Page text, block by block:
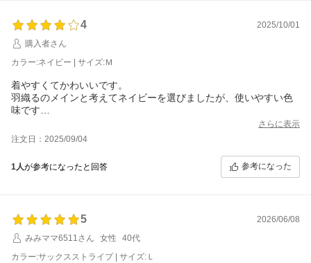
4
2025/10/01
購入者さん
カラー:ネイビー | サイズ:Ｍ
着やすくてかわいいです。
羽織るのメインと考えてネイビーを選びましたが、使いやすい色
味です
ダブルポケットのフラップの主張が強すぎて結構目立つので、パ
ンツを同じようなネイビー系を選んだ場合、それなりにキレイ系
でまとめないと、外で少し遠くから全身見た時に作業着感がちょ
っとでます
さらに表示
注文日：2025/09/04
1人が参考になったと回答 参考になった
5
2026/06/08
みみママ6511さん
女性
40代
カラー:サックスストライプ | サイズ:Ｌ